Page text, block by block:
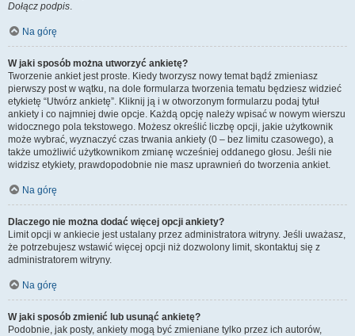
Dołącz podpis.
Na górę
W jaki sposób można utworzyć ankietę?
Tworzenie ankiet jest proste. Kiedy tworzysz nowy temat bądź zmieniasz
pierwszy post w wątku, na dole formularza tworzenia tematu będziesz widzieć
etykietę “Utwórz ankietę”. Kliknij ją i w otworzonym formularzu podaj tytuł
ankiety i co najmniej dwie opcje. Każdą opcję należy wpisać w nowym wierszu
widocznego pola tekstowego. Możesz określić liczbę opcji, jakie użytkownik
może wybrać, wyznaczyć czas trwania ankiety (0 – bez limitu czasowego), a
także umożliwić użytkownikom zmianę wcześniej oddanego głosu. Jeśli nie
widzisz etykiety, prawdopodobnie nie masz uprawnień do tworzenia ankiet.
Na górę
Dlaczego nie można dodać więcej opcji ankiety?
Limit opcji w ankiecie jest ustalany przez administratora witryny. Jeśli uważasz,
że potrzebujesz wstawić więcej opcji niż dozwolony limit, skontaktuj się z
administratorem witryny.
Na górę
W jaki sposób zmienić lub usunąć ankietę?
Podobnie, jak posty, ankiety mogą być zmieniane tylko przez ich autorów,